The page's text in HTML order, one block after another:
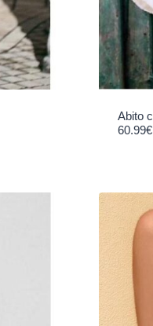
Abito
60.99€